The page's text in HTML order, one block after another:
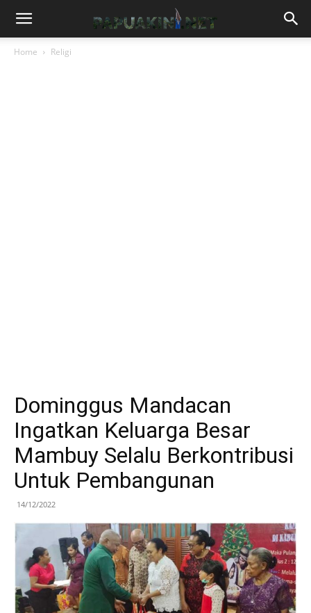
Home Religi
Dominggus Mandacan
Ingatkan Keluarga Besar
Mambuy Selalu Berkontribusi
Untuk Pembangunan
14/12/2022